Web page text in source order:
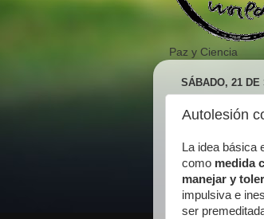
Paz y Ciencia
SÁBADO, 21 DE
Autolesión
La idea básica
como medida
manejar y
impulsiva e
ser